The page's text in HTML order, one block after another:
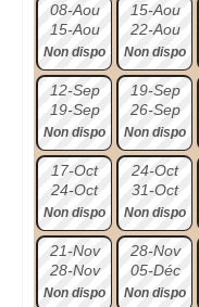
08-Aou
15-Aou
Non dispo
15-Aou
22-Aou
Non dispo
12-Sep
19-Sep
Non dispo
19-Sep
26-Sep
Non dispo
17-Oct
24-Oct
Non dispo
24-Oct
31-Oct
Non dispo
21-Nov
28-Nov
Non dispo
28-Nov
05-Déc
Non dispo